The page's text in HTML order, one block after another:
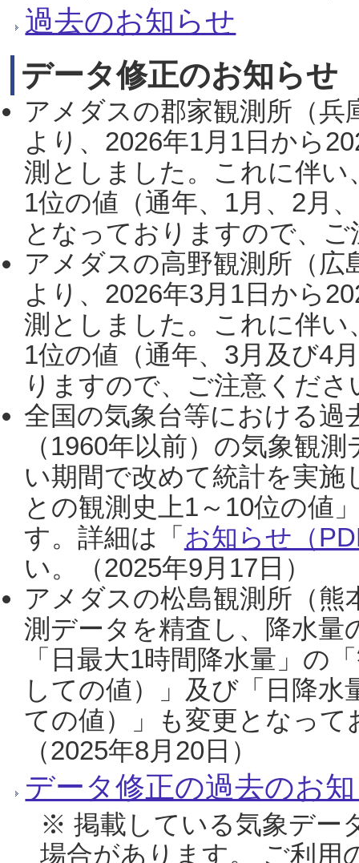
過去のお知らせ
データ修正のお知らせ
アメダスの郡家観測所（
より、2026年1月1日から
測としました。これに伴い
1位の値（通年、1月、2月
となっておりますので、
アメダスの高野観測所（
より、2026年3月1日から
測としました。これに伴い
1位の値（通年、3月及び4
りますので、ご注意くだ
全国の気象台等における過
（1960年以前）の気象観
い期間で改めて統計を実
との観測史上1～10位の値
す。詳細は「 お知らせ（
い。（2025年9月17日）
アメダスの松島観測所（熊
測データを精査し、降水
「日最大1時間降水量」の
しての値）」及び「日降
ての値）」も変更となっ
（2025年8月20日）
データ修正の過去のお
※ 掲載している気象デー
場合があります。 ご利用